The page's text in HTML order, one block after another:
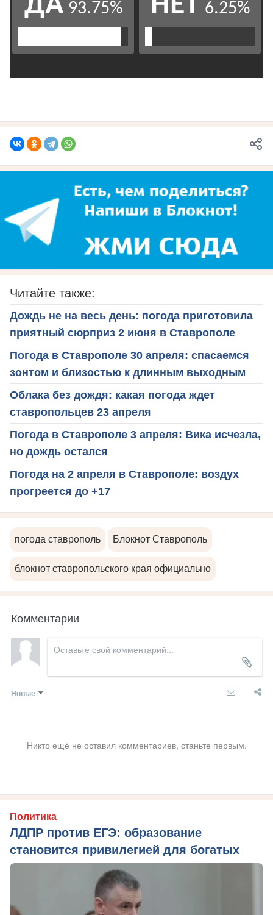
Читайте также:
Дождь не на весь день: погода приготовила
приятный сюрприз 2 июня в Ставрополе
Погода в Ставрополе 30 апреля: спасаемся
зонтом и близостью к длинным выходным
Облака без дождя: какая погода ждет
ставропольцев 23 апреля
Погода в Ставрополе 3 апреля: Вика исчезла,
но дождь остался
Погода на 2 апреля в Ставрополе: воздух
прогреется до +17
погода ставрополь Блокнот Ставрополь
блокнот ставропольского края официально
Комментарии
Новые
Никто ещё не оставил комментариев, станьте первым.
Политика
ЛДПР против ЕГЭ: образование
становится привилегией для богатых